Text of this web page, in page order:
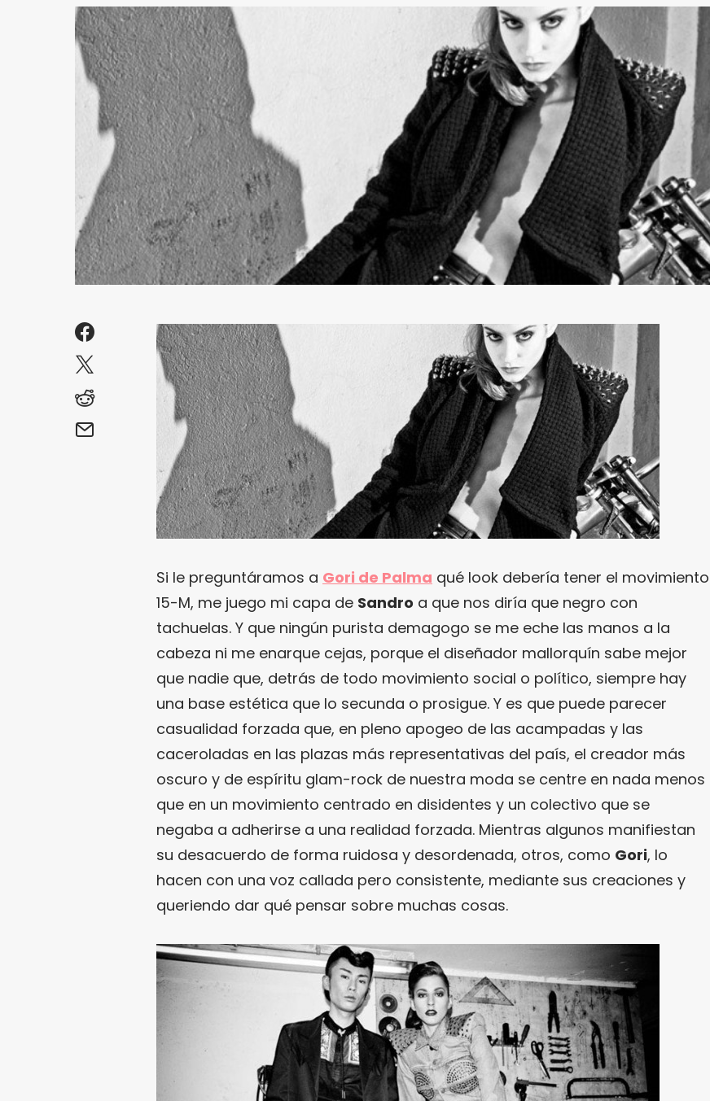
Si le preguntáramos a Gori de Palma qué look debería tener el movimiento
15-M, me juego mi capa de Sandro a que nos diría que negro con
tachuelas. Y que ningún purista demagogo se me eche las manos a la
cabeza ni me enarque cejas, porque el diseñador mallorquín sabe mejor
que nadie que, detrás de todo movimiento social o político, siempre hay
una base estética que lo secunda o prosigue. Y es que puede parecer
casualidad forzada que, en pleno apogeo de las acampadas y las
caceroladas en las plazas más representativas del país, el creador más
oscuro y de espíritu glam-rock de nuestra moda se centre en nada menos
que en un movimiento centrado en disidentes y un colectivo que se
negaba a adherirse a una realidad forzada. Mientras algunos manifiestan
su desacuerdo de forma ruidosa y desordenada, otros, como Gori, lo
hacen con una voz callada pero consistente, mediante sus creaciones y
queriendo dar qué pensar sobre muchas cosas.